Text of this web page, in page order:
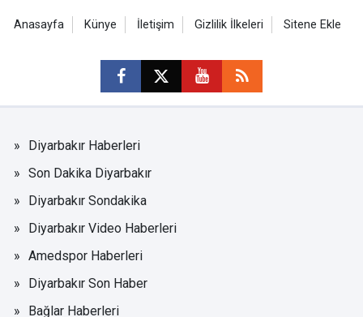
Anasayfa Künye İletişim Gizlilik İlkeleri Sitene Ekle
Diyarbakır Haberleri
Son Dakika Diyarbakır
Diyarbakır Sondakika
Diyarbakır Video Haberleri
Amedspor Haberleri
Diyarbakır Son Haber
Bağlar Haberleri